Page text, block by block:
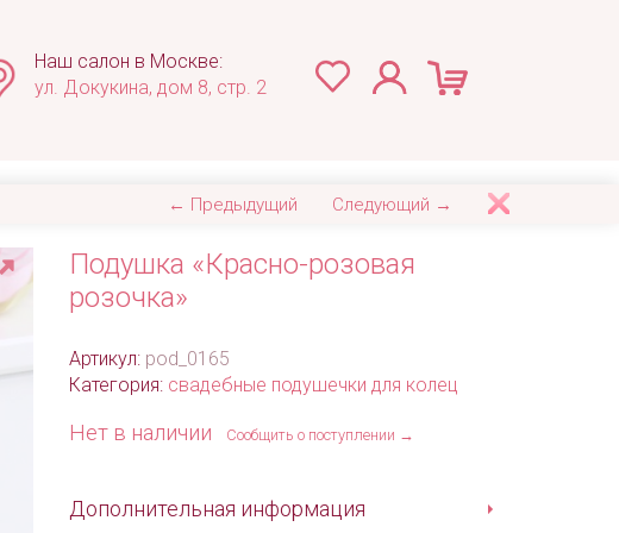
Наш салон в Москве:
ул. Докукина, дом 8, стр. 2
← Предыдущий Следующий →
Подушка «Красно-розовая
розочка»
Артикул: pod_0165
Категория: свадебные подушечки для колец
Нет в наличии Сообщить о поступлении →
Дополнительная информация